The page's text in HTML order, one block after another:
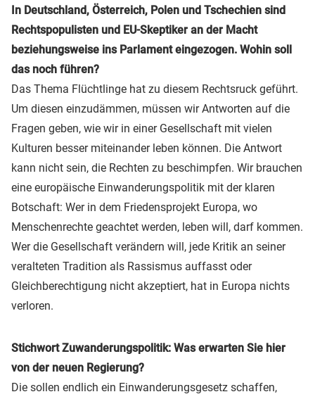
In Deutschland, Österreich, Polen und Tschechien sind
Rechtspopulisten und EU-Skeptiker an der Macht
beziehungsweise ins Parlament eingezogen. Wohin soll
das noch führen?
Das Thema Flüchtlinge hat zu diesem Rechtsruck geführt.
Um diesen einzudämmen, müssen wir Antworten auf die
Fragen geben, wie wir in einer Gesellschaft mit vielen
Kulturen besser miteinander leben können. Die Antwort
kann nicht sein, die Rechten zu beschimpfen. Wir brauchen
eine europäische Einwanderungspolitik mit der klaren
Botschaft: Wer in dem Friedensprojekt Europa, wo
Menschenrechte geachtet werden, leben will, darf kommen.
Wer die Gesellschaft verändern will, jede Kritik an seiner
veralteten Tradition als Rassismus auffasst oder
Gleichberechtigung nicht akzeptiert, hat in Europa nichts
verloren.
Stichwort Zuwanderungspolitik: Was erwarten Sie hier
von der neuen Regierung?
Die sollen endlich ein Einwanderungsgesetz schaffen,